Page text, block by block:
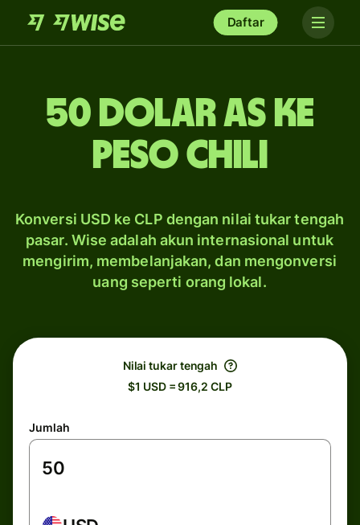
Daftar
50 dolar AS ke
peso Chili
Konversi USD ke CLP dengan nilai tukar tengah
pasar. Wise adalah akun internasional untuk
mengirim, membelanjakan, dan mengonversi
uang seperti orang lokal.
Nilai tukar tengah
$1 USD = 916,2 CLP
Jumlah